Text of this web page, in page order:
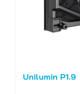
Unilumin P1.9